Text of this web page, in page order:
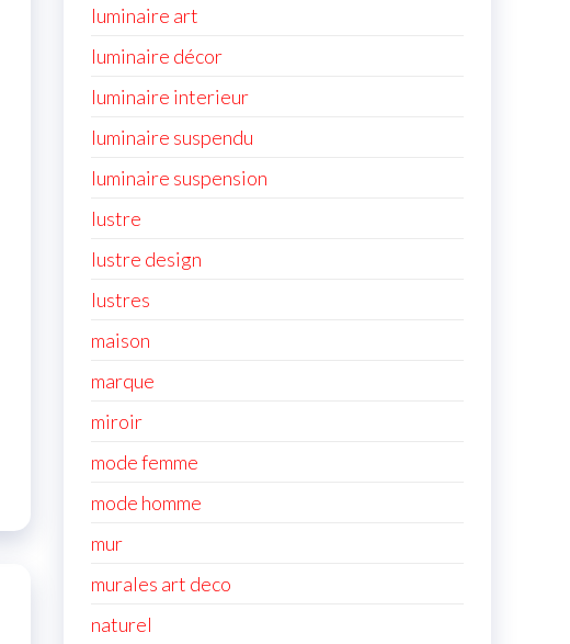
luminaire art
luminaire décor
luminaire interieur
luminaire suspendu
luminaire suspension
lustre
lustre design
lustres
maison
marque
miroir
mode femme
mode homme
mur
murales art deco
naturel